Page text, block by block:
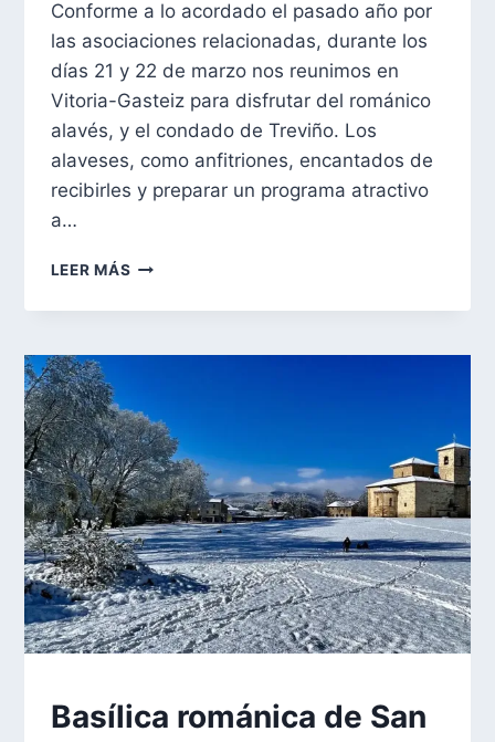
Conforme a lo acordado el pasado año por
las asociaciones relacionadas, durante los
días 21 y 22 de marzo nos reunimos en
Vitoria-Gasteiz para disfrutar del románico
alavés, y el condado de Treviño. Los
alaveses, como anfitriones, encantados de
recibirles y preparar un programa atractivo
a…
LEER MÁS
DE
DE
ROMÁNICO
FORMACIÓN
Basílica románica de San